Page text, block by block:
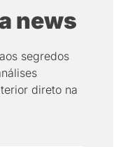
news
segredos
direto na